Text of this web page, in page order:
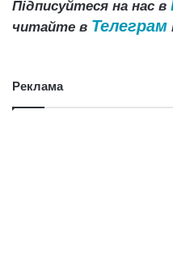
Підписуйтеся на нас в
читайте в Телеграм
Реклама